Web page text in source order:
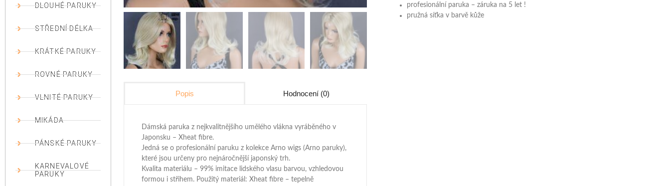
DLOUHÉ PARUKY
STŘEDNÍ DÉLKA
KRÁTKÉ PARUKY
ROVNÉ PARUKY
VLNITÉ PARUKY
MIKÁDA
PÁNSKÉ PARUKY
KARNEVALOVÉ
PARUKY
Popis Hodnocení (0)
Dámská paruka z nejkvalitnějšího umělého vlákna vyráběného v
Japonsku – Xheat fibre.
Jedná se o profesionální paruku z kolekce Arno wigs (Arno paruky),
které jsou určeny pro nejnáročnější japonský trh.
Kvalita materiálu – 99% imitace lidského vlasu barvou, vzhledovou
formou i střihem. Použitý materiál: Xheat fibre – tepelně
profesionální paruka – záruka na 5 let !
pružná síťka v barvě kůže